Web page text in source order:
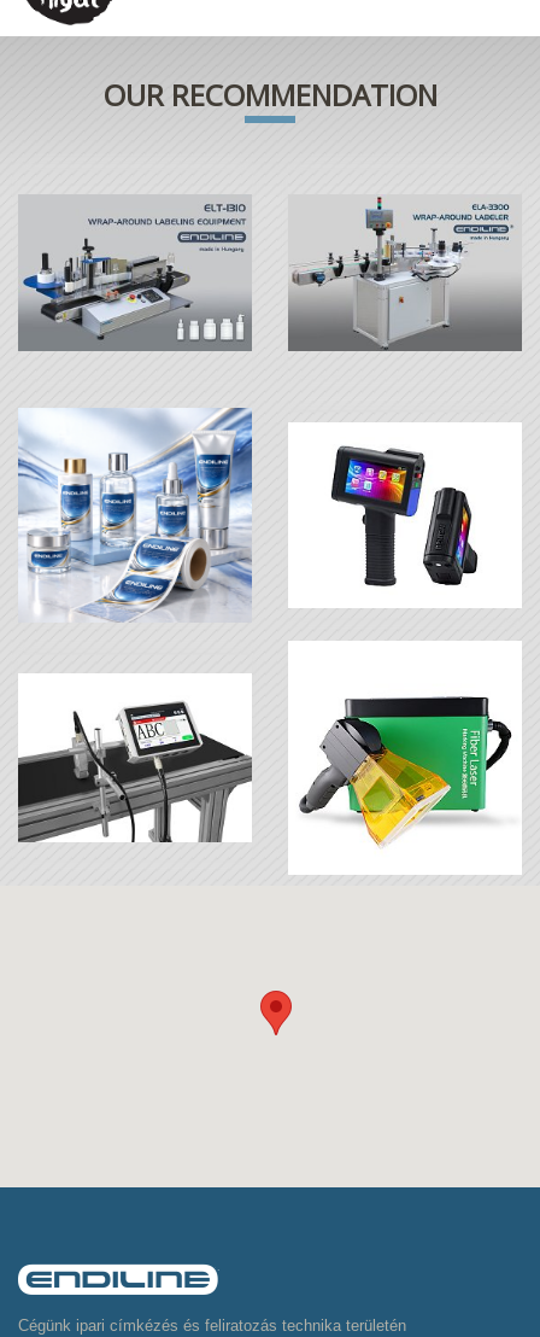
OUR RECOMMENDATION
Cégünk ipari címkézés és feliratozás technika területén